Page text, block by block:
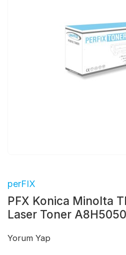
perFIX
PFX Konica Minolta
Laser Toner A8H5050
Yorum Yap